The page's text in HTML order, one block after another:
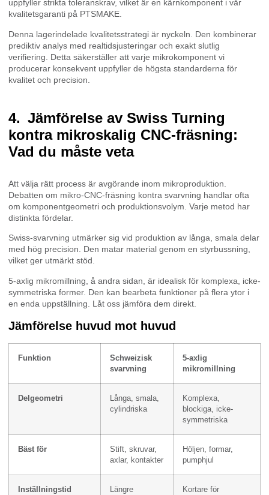
uppfyller strikta toleranskrav, vilket är en kärnkomponent i vår
kvalitetsgaranti på PTSMAKE.
Denna lagerindelade kvalitetsstrategi är nyckeln. Den kombinerar
prediktiv analys med realtidsjusteringar och exakt slutlig
verifiering. Detta säkerställer att varje mikrokomponent vi
producerar konsekvent uppfyller de högsta standarderna för
kvalitet och precision.
Jämförelse av Swiss Turning
kontra mikroskalig CNC-fräsning:
Vad du måste veta
Att välja rätt process är avgörande inom mikroproduktion.
Debatten om mikro-CNC-fräsning kontra svarvning handlar ofta
om komponentgeometri och produktionsvolym. Varje metod har
distinkta fördelar.
Swiss-svarvning utmärker sig vid produktion av långa, smala delar
med hög precision. Den matar material genom en styrbussning,
vilket ger utmärkt stöd.
5-axlig mikromillning, å andra sidan, är idealisk för komplexa, icke-
symmetriska former. Den kan bearbeta funktioner på flera ytor i
en enda uppställning. Låt oss jämföra dem direkt.
Jämförelse huvud mot huvud
Funktion
Schweizisk
svarvning
5-axlig
mikromillning
Delgeometri
Långa, smala,
cylindriska
Komplexa,
blockiga, icke-
symmetriska
Bäst för
Stift, skruvar,
axlar, kontakter
Höljen, formar,
pumphjul
Inställningstid Längre
Kortare för